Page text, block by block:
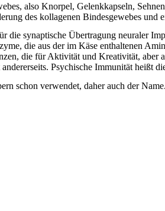
also Knorpel, Gelenkkapseln,
des kollagenen Bindesgewebes und
die synaptische Übertragung neuraler
die aus der im Käse enthaltenen
die für Aktivität und Kreativität,
Psychische Immunität heißt
schon verwendet, daher auch der